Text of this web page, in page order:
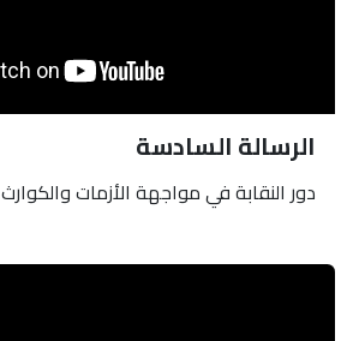
الرسالة السادسة
دور النقابة في مواجهة الأزمات والكوارث